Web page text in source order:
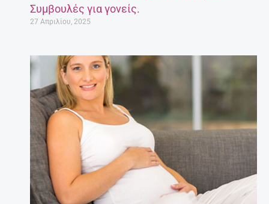
Συμβουλές για γονείς.
27 Απριλίου, 2025